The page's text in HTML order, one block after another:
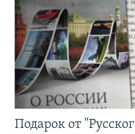
Подарок от